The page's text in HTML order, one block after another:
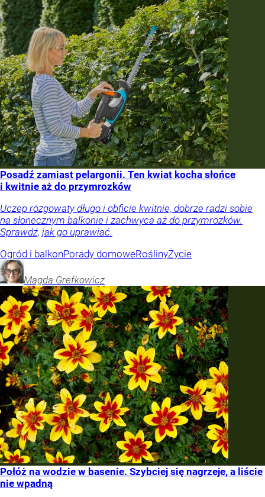
Posadź zamiast pelargonii. Ten kwiat kocha słońce
i kwitnie aż do przymrozków
Uczep rózgowaty długo i obficie kwitnie, dobrze radzi sobie
na słonecznym balkonie i zachwyca aż do przymrozków.
Sprawdź, jak go uprawiać.
Ogród i balkonPorady domoweRoślinyŻycie
Magda Grefkowicz
Połóż na wodzie w basenie. Szybciej się nagrzeje, a liście
nie wpadną